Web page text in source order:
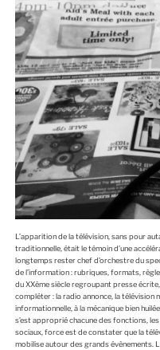
L’apparition de la télévision, sans pour
traditionnelle, était le témoin d’une
longtemps rester chef d’orchestre du
de l’information : rubriques, formats,
du XXème siècle regroupant presse
compléter : la radio annonce, la
informationnelle, à la mécanique bien
s’est approprié chacune des fonctions,
sociaux, force est de constater que la
mobilise autour des grands évènements.